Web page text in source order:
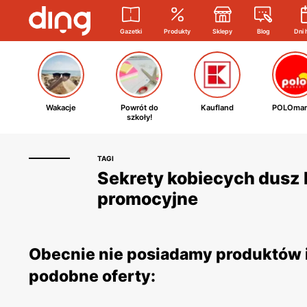
Gazetki Produkty Sklepy Blog Dni
Wakacje
Powrót do
szkoły!
Kaufland
TAGI
Sekrety kobiecych
promocyjne
Obecnie nie posiadamy
podobne oferty: